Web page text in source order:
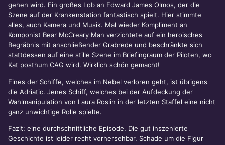
gehen wird. Ein großes Lob an Edward James Olmos, der die
Szene auf der Krankenstation fantastisch spielt. Hier stimmte
alles, auch Kamera und Musik. Mal wieder Kompliment an
Komponist Bear McCreary Man verzichtete auf ein heroisches
Begräbnis mit anschließender Grabrede und beschränkte sich
stattdessen auf eine stille Szene im Briefingraum der Piloten, wo
Kat posthum CAG wird. Wirklich schön gemacht!
Eines der Schiffe, welches im Nebel verloren geht, ist übrigens
die Adriatic. Jenes Schiff, welches bei der Aufdeckung der
Wahlmanipulation von Laura Roslin in der letzten Staffel eine nicht
ganz unwichtige Rolle spielte.
Fazit: eine durchschnittliche Episode. Die gut inszenierte
Geschichte ist leider recht vorhersehbar. Schade um die Figur